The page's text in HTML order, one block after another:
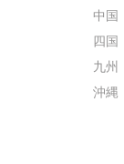
中国
四国
九州
沖縄